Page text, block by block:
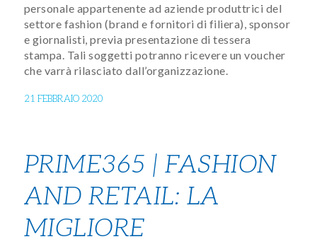
personale appartenente ad aziende produttrici del
settore fashion (brand e fornitori di filiera), sponsor
e giornalisti, previa presentazione di tessera
stampa. Tali soggetti potranno ricevere un voucher
che varrà rilasciato dall’organizzazione.
21 FEBBRAIO 2020
PRIME365 | FASHION
AND RETAIL: LA
MIGLIORE